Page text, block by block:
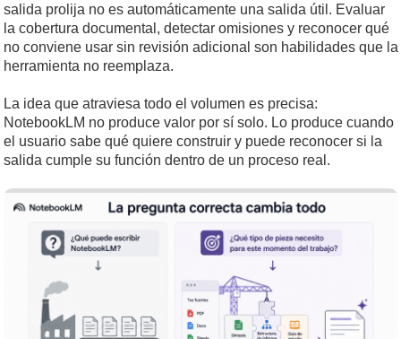
salida prolija no es automáticamente una salida útil. Evaluar
la cobertura documental, detectar omisiones y reconocer qué
no conviene usar sin revisión adicional son habilidades que la
herramienta no reemplaza.
La idea que atraviesa todo el volumen es precisa:
NotebookLM no produce valor por sí solo. Lo produce cuando
el usuario sabe qué quiere construir y puede reconocer si la
salida cumple su función dentro de un proceso real.